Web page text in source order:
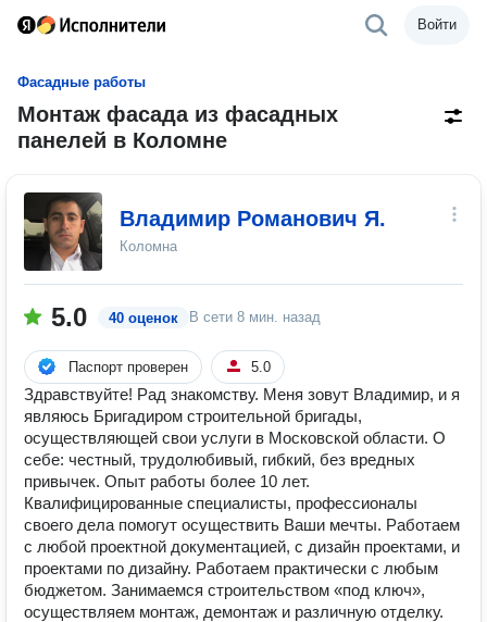
Войти
Фасадные работы
Монтаж фасада из фасадных
панелей в Коломне
Владимир Романович Я.
Коломна
5.0 40 оценок В сети 8 мин. назад
Паспорт проверен 5.0
Здравствуйте! Рад знакомству. Меня зовут Владимир, и я
являюсь Бригадиром строительной бригады,
осуществляющей свои услуги в Московской области. О
себе: честный, трудолюбивый, гибкий, без вредных
привычек. Опыт работы более 10 лет.
Квалифицированные специалисты, профессионалы
своего дела помогут осуществить Ваши мечты. Работаем
с любой проектной документацией, с дизайн проектами, и
проектами по дизайну. Работаем практически с любым
бюджетом. Занимаемся строительством «под ключ»,
осуществляем монтаж, демонтаж и различную отделку.